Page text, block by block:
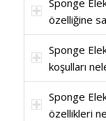
Sponge
özelliğine
Sponge
koşulları
Sponge
özellikleri